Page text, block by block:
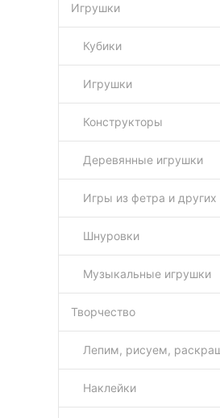
Игрушки
Кубики
Игрушки
Конструкторы
Деревянные игрушки
Игры из фетра и других
Шнуровки
Музыкальные игрушки
Творчество
Лепим, рисуем,
Наклейки